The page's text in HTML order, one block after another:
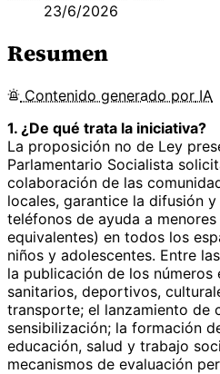
23/6/2026
Resumen
Contenido generado por IA
1. ¿De qué trata la iniciativa?
La proposición no de Ley
Parlamentario Socialista
colaboración de las
locales, garantice la difusión
teléfonos de ayuda a menores
equivalentes) en todos los
niños y adolescentes. Entre
la publicación de los
sanitarios, deportivos,
transporte; el lanzamiento de
sensibilización; la formación
educación, salud y trabajo
mecanismos de evaluación